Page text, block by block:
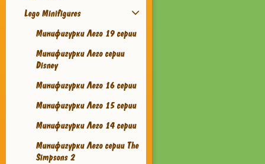
Lego Minifigures
Минифигурки Лего 19 серии
Минифигурки Лего серии
Disney
Минифигурки Лего 16 серии
Минифигурки Лего 15 серии
Минифигурки Лего 14 серии
Минифигурки Лего серии The
Simpsons 2